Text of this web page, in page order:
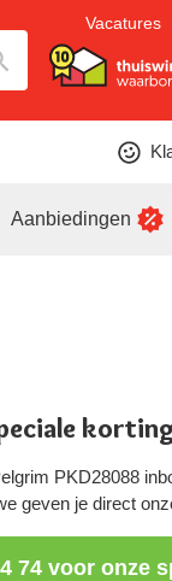
Vacatures
Aanbiedingen
PKD28088
geven je direct
74 voor onze